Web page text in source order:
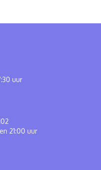
uur
21:00 uur